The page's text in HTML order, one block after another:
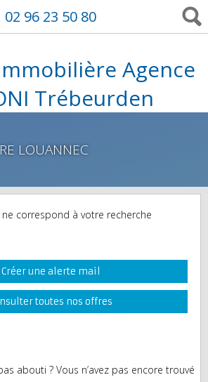
02 96 23 50 80
LOUANNEC
ne correspond à votre recherche
Créer une alerte mail
toutes nos offres
abouti ? Vous n’avez pas encore trouvé